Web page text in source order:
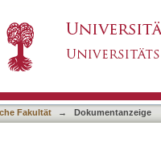
in
Fakultät → Dokumentanzeige